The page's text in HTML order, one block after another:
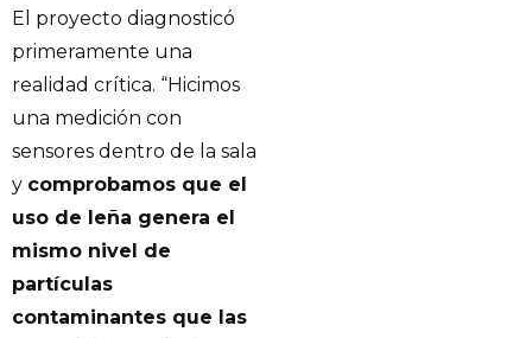
El proyecto diagnosticó
primeramente una
realidad crítica. “Hicimos
una medición con
sensores dentro de la sala
y comprobamos que el
uso de leña genera el
mismo nivel de
partículas
contaminantes que las